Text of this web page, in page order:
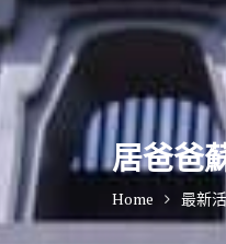
居爸爸
Home 最新